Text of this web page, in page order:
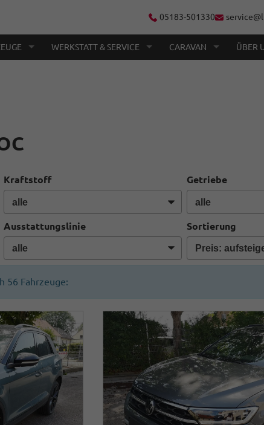
05183-501330
WERKSTATT & SERVICE CARAVAN ÜBER
Kraftstoff Getriebe
Ausstattungslinie Sortierung
56 Fahrzeuge: